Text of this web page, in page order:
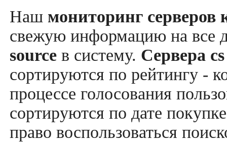
Наш мониторинг серверов
свежую информацию на все
source в систему. Сервера
сортируются по рейтингу -
процессе голосования
сортируются по дате
право воспользоваться